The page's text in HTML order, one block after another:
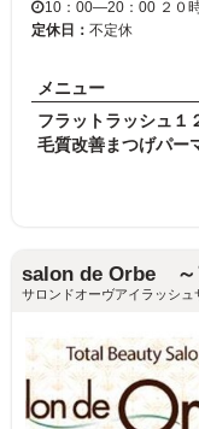
10：00―20：00 ２０
定休日： 不定休
メニュー
フラットラッシュ１
毛質改善まつげパー
salon de Orbe ～
サロンドオーヴアイラッシュ